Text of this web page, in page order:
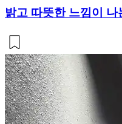
밝고 따뜻한 느낌이 나